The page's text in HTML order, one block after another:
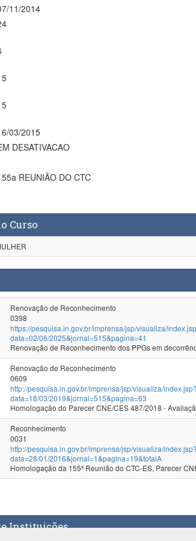
11/2014
03/2015
DESATIVACAO
REUNIÃO DO CTC
Curso
Renovação de Reconhecimento
0398
https://pesquisa.in.gov.br/imprensa/jsp/visualiza/
data=02/06/2025&jornal=515&pagina=41
Renovação de Reconhecimento dos PPGs em
Renovação de Reconhecimento
0609
http://pesquisa.in.gov.br/imprensa/jsp/visualiza/index.jsp?
data=18/03/2019&jornal=515&pagina=63
Homologação do Parecer CNE/CES 487/2018 -
Reconhecimento
0031
http://pesquisa.in.gov.br/imprensa/jsp/visualiza/index.jsp?
data=28/01/2016&jornal=1&pagina=19&totalA
Homologação da 155ª Reunião do CTC-ES, Parecer
Instituições